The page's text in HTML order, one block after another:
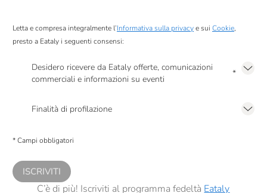
Letta e compresa integralmente l’Informativa sulla privacye sui Cookie,
presto a Eataly i seguenti consensi:
Desidero ricevere da Eataly offerte, comunicazioni
commerciali e informazioni su eventi
*
Finalità di profilazione
comunicazioni commerciali personalizzate, in caso di consenso prestato ai
* Campi obbligatori
ISCRIVITI
C’è di più! Iscriviti al programma fedeltà Eataly